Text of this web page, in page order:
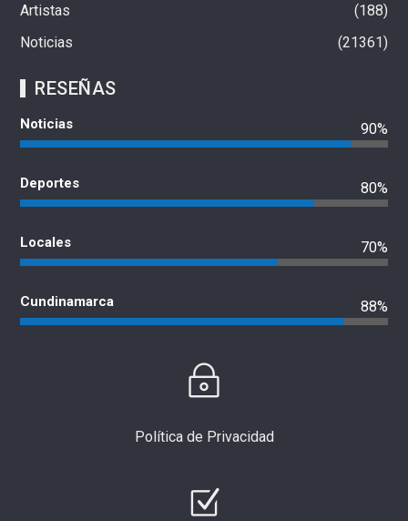
Artistas
188
Noticias
21361
RESEÑAS
Noticias 90%
Deportes 80%
Locales 70%
Cundinamarca 88%
Política de Privacidad